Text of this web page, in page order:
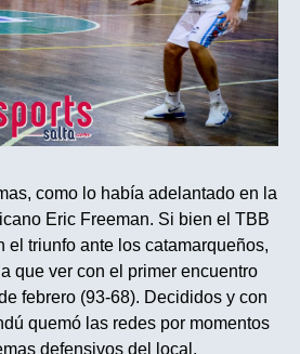
como lo había adelantado en la
Eric Freeman. Si bien el TBB
el triunfo ante los catamarqueños,
que ver con el primer encuentro
febrero (93-68). Decididos y con
quemó las redes por momentos
defensivos del local.